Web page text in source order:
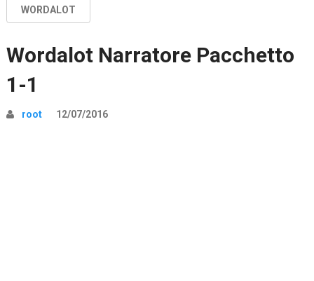
WORDALOT
Wordalot Narratore Pacchetto
1-1
root 12/07/2016